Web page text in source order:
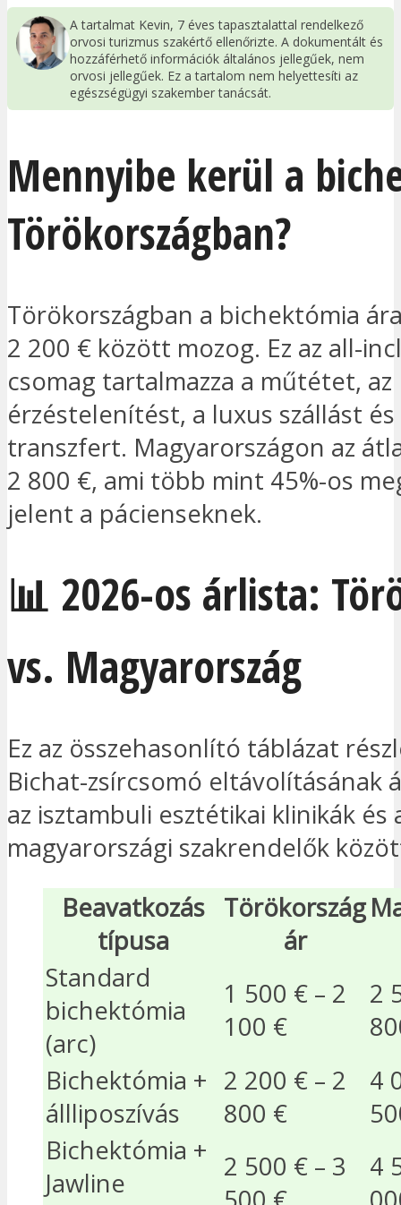
A tartalmat Kevin, 7 éves tapasztalattal rendelkező
orvosi turizmus szakértő ellenőrizte. A dokumentált és
hozzáférhető információk általános jellegűek, nem
orvosi jellegűek. Ez a tartalom nem helyettesíti az
egészségügyi szakember tanácsát.
Mennyibe kerül a
Törökországban?
Törökországban a bichektómia
2 200 € között mozog. Ez az all-
csomag tartalmazza a műtétet, az
érzéstelenítést, a luxus szállást és
transzfert. Magyarországon az
2 800 €, ami több mint 45%-os
jelent a pácienseknek.
📊 2026-os árlista:
vs. Magyarország
Ez az összehasonlító táblázat
Bichat-zsírcsomó eltávolításának
az isztambuli esztétikai klinikák és
magyarországi szakrendelők
Beavatkozás
típusa
Törökország
ár
Standard
bichektómia
(arc)
1 500 € – 2
100 €
2
Bichektómia +
állliposzívás
2 200 € – 2
800 €
4
Bichektómia +
Jawline
2 500 € – 3
4